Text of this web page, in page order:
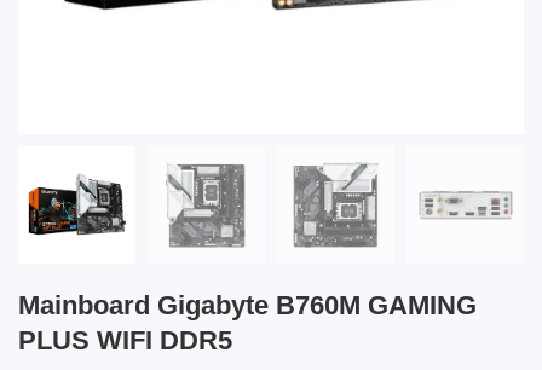
Mainboard Gigabyte B760M GAMING
PLUS WIFI DDR5